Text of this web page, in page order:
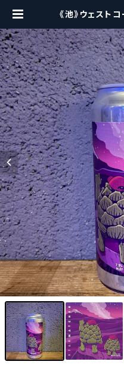
《池》ウェスト
cher【クラフ